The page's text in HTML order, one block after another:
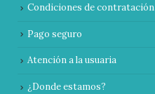
Condiciones de contratación
Pago seguro
Atención a la usuaria
¿Donde estamos?